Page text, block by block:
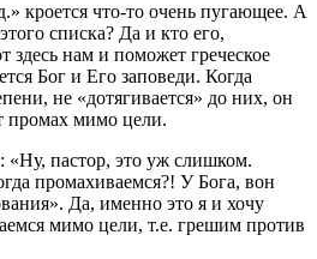
кроется что-то очень пугающее. А
списка? Да и кто его,
здесь нам и поможет греческое
Бог и Его заповеди. Когда
не «дотягивается» до них, он
промах мимо цели.
«Ну, пастор, это уж слишком.
промахиваемся?! У Бога, вон
Да, именно это я и хочу
мимо цели, т.е. грешим против